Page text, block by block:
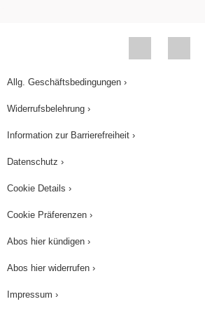
nun verdampft. Der Rest an
Kaliumhydroxid gefällt. Nun setzen
Lithiumhydrogenalumiat fällt aus.
Nachweis von Lithium Das
Salzsäure hinzu und lösen den
6 Elemente nachgewiesen.
Allg. Geschäftsbedingungen ›
Widerrufsbelehrung ›
Information zur Barrierefreiheit ›
Datenschutz ›
Cookie Details ›
Cookie Präferenzen ›
Abos hier kündigen ›
Abos hier widerrufen ›
Impressum ›